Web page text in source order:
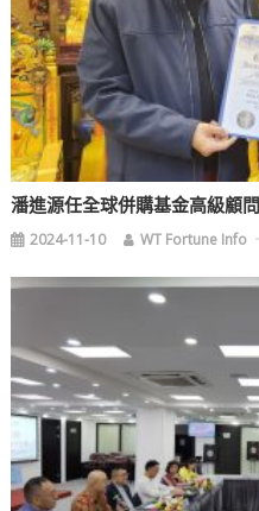
潘進源任全球併購基金高級顧問
2024-11-10 WT Fortune Info